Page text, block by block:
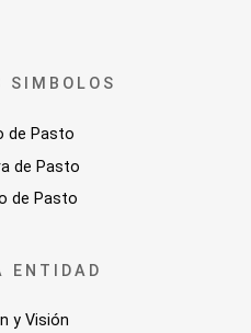
SIMBOLOS
de Pasto
de Pasto
de Pasto
ENTIDAD
y Visión